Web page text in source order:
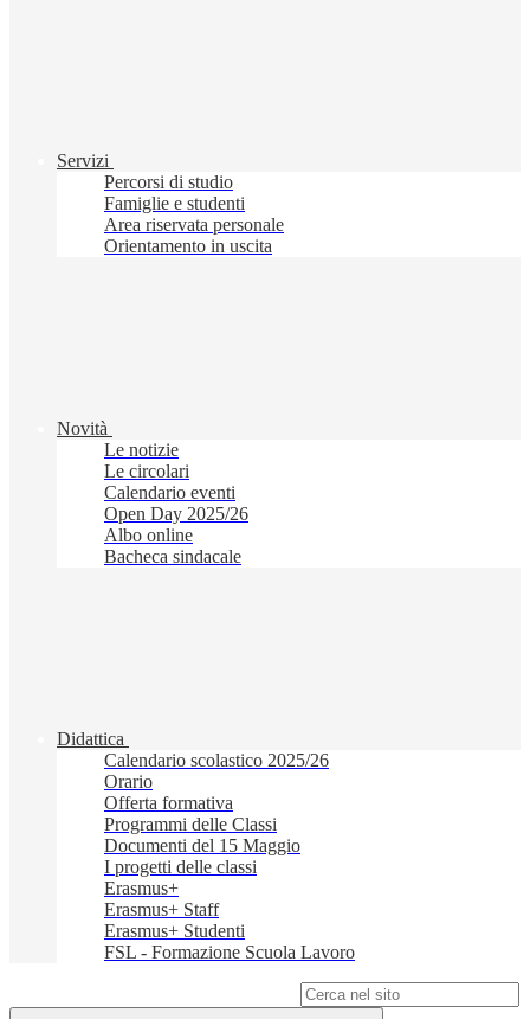
Servizi
Percorsi di studio
Famiglie e studenti
Area riservata personale
Orientamento in uscita
Novità
Le notizie
Le circolari
Calendario eventi
Open Day 2025/26
Albo online
Bacheca sindacale
Didattica
Calendario scolastico 2025/26
Orario
Offerta formativa
Programmi delle Classi
Documenti del 15 Maggio
I progetti delle classi
Erasmus+
Erasmus+ Staff
Erasmus+ Studenti
FSL - Formazione Scuola Lavoro